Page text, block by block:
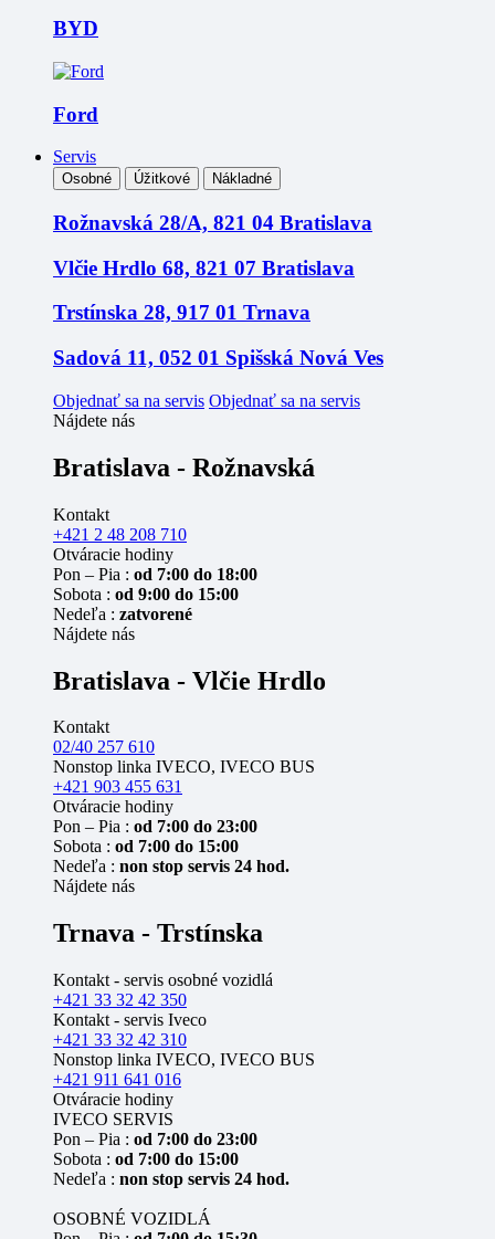
BYD
Ford
Servis
Osobné Úžitkové Nákladné
Rožnavská 28/A, 821 04 Bratislava
Vlčie Hrdlo 68, 821 07 Bratislava
Trstínska 28, 917 01 Trnava
Sadová 11, 052 01 Spišská Nová Ves
Objednať sa na servis Objednať sa na servis
Nájdete nás
Bratislava - Rožnavská
Kontakt
+421 2 48 208 710
Otváracie hodiny
Pon – Pia : od 7:00 do 18:00
Sobota : od 9:00 do 15:00
Nedeľa : zatvorené
Nájdete nás
Bratislava - Vlčie Hrdlo
Kontakt
02/40 257 610
Nonstop linka IVECO, IVECO BUS
+421 903 455 631
Otváracie hodiny
Pon – Pia : od 7:00 do 23:00
Sobota : od 7:00 do 15:00
Nedeľa : non stop servis 24 hod.
Nájdete nás
Trnava - Trstínska
Kontakt - servis osobné vozidlá
+421 33 32 42 350
Kontakt - servis Iveco
+421 33 32 42 310
Nonstop linka IVECO, IVECO BUS
+421 911 641 016
Otváracie hodiny
IVECO SERVIS
Pon – Pia : od 7:00 do 23:00
Sobota : od 7:00 do 15:00
Nedeľa : non stop servis 24 hod.
OSOBNÉ VOZIDLÁ